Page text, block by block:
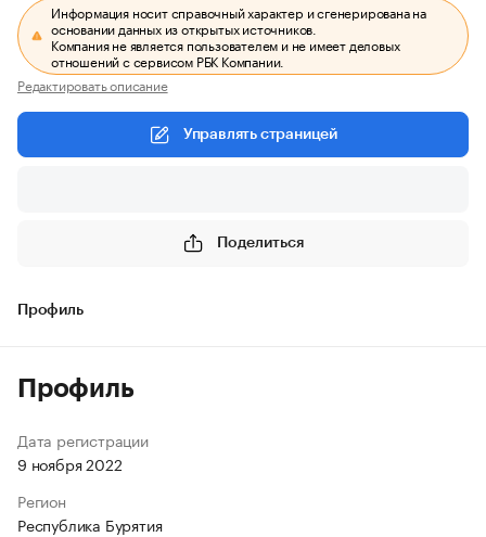
Информация носит справочный характер и сгенерирована на
основании данных из открытых источников.
Компания не является пользователем и не имеет деловых
отношений с сервисом РБК Компании.
Редактировать описание
Управлять страницей
Поделиться
Профиль
Профиль
Дата регистрации
9 ноября 2022
Регион
Республика Бурятия